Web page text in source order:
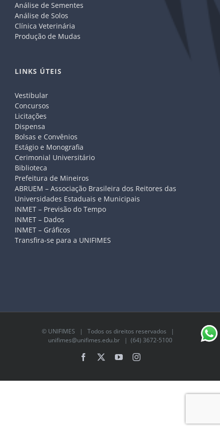
Análise de Sementes
Análise de Solos
Clínica Veterinária
Produção de Mudas
LINKS ÚTEIS
Vestibular
Concursos
Licitações
Dispensa
Bolsas e Convênios
Estágio e Monografia
Cerimonial Universitário
Biblioteca
Prefeitura de Mineiros
ABRUEM – Associação Brasileira dos Reitores das
Universidades Estaduais e Municipais
INMET – Previsão do Tempo
INMET – Dados
INMET – Gráficos
Transfira-se para a UNIFIMES
© UNIFIMES | Todos os direitos reservados |
unifimes@unifimes.edu.br| (64) 3672-5100
Facebook YouTubeInstagram